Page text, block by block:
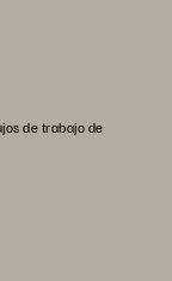
de trabajo de